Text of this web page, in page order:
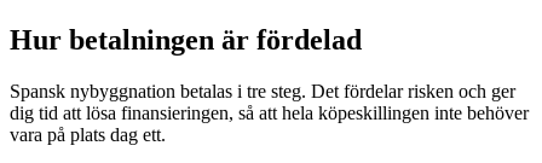
Hur betalningen är fördelad
Spansk nybyggnation betalas i tre steg. Det fördelar risken och ger
dig tid att lösa finansieringen, så att hela köpeskillingen inte behöver
vara på plats dag ett.